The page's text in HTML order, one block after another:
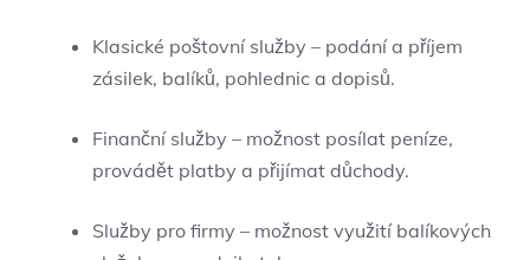
Klasické poštovní služby – podání a příjem
zásilek, balíků, pohlednic a dopisů.
Finanční služby – možnost posílat peníze,
provádět platby a přijímat důchody.
Služby pro firmy – možnost využití balíkových